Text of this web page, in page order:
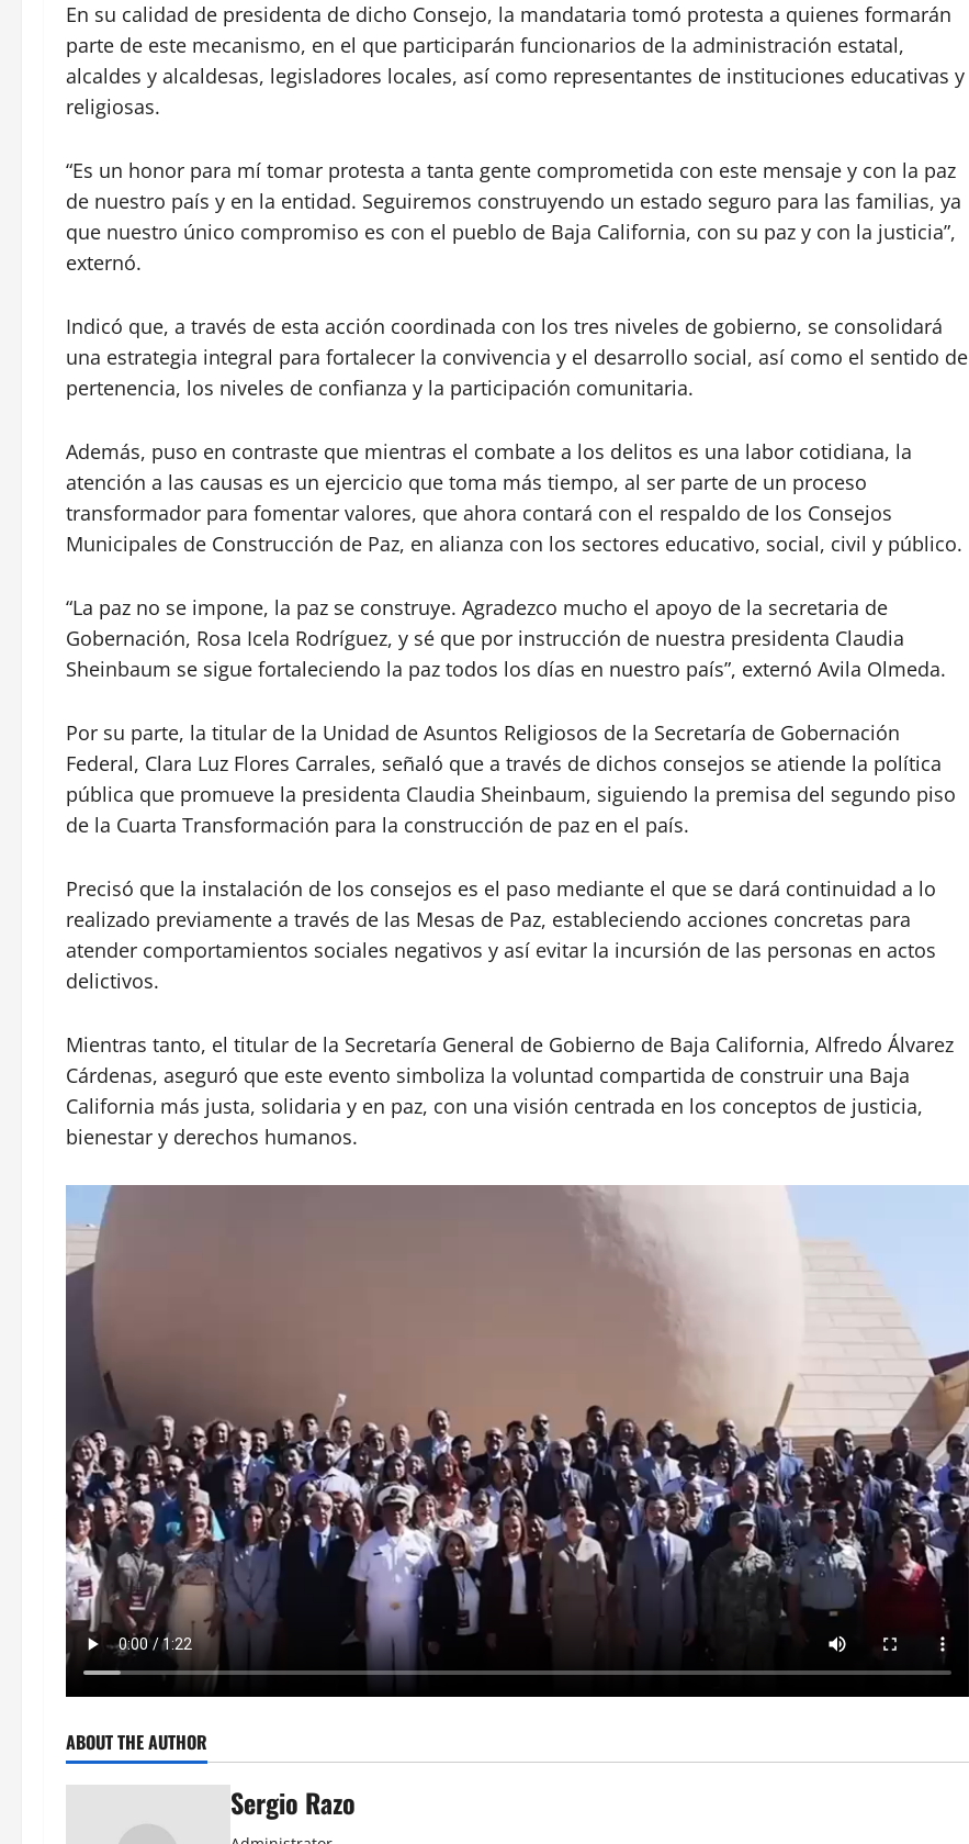
En su calidad de presidenta de dicho Consejo, la mandataria tomó protesta a quienes formarán
parte de este mecanismo, en el que participarán funcionarios de la administración estatal,
alcaldes y alcaldesas, legisladores locales, así como representantes de instituciones educativas y
religiosas.
“Es un honor para mí tomar protesta a tanta gente comprometida con este mensaje y con la paz
de nuestro país y en la entidad. Seguiremos construyendo un estado seguro para las familias, ya
que nuestro único compromiso es con el pueblo de Baja California, con su paz y con la justicia”,
externó.
Indicó que, a través de esta acción coordinada con los tres niveles de gobierno, se consolidará
una estrategia integral para fortalecer la convivencia y el desarrollo social, así como el sentido de
pertenencia, los niveles de confianza y la participación comunitaria.
Además, puso en contraste que mientras el combate a los delitos es una labor cotidiana, la
atención a las causas es un ejercicio que toma más tiempo, al ser parte de un proceso
transformador para fomentar valores, que ahora contará con el respaldo de los Consejos
Municipales de Construcción de Paz, en alianza con los sectores educativo, social, civil y público.
“La paz no se impone, la paz se construye. Agradezco mucho el apoyo de la secretaria de
Gobernación, Rosa Icela Rodríguez, y sé que por instrucción de nuestra presidenta Claudia
Sheinbaum se sigue fortaleciendo la paz todos los días en nuestro país”, externó Avila Olmeda.
Por su parte, la titular de la Unidad de Asuntos Religiosos de la Secretaría de Gobernación
Federal, Clara Luz Flores Carrales, señaló que a través de dichos consejos se atiende la política
pública que promueve la presidenta Claudia Sheinbaum, siguiendo la premisa del segundo piso
de la Cuarta Transformación para la construcción de paz en el país.
Precisó que la instalación de los consejos es el paso mediante el que se dará continuidad a lo
realizado previamente a través de las Mesas de Paz, estableciendo acciones concretas para
atender comportamientos sociales negativos y así evitar la incursión de las personas en actos
delictivos.
Mientras tanto, el titular de la Secretaría General de Gobierno de Baja California, Alfredo Álvarez
Cárdenas, aseguró que este evento simboliza la voluntad compartida de construir una Baja
California más justa, solidaria y en paz, con una visión centrada en los conceptos de justicia,
bienestar y derechos humanos.
ABOUT THE AUTHOR
Sergio Razo